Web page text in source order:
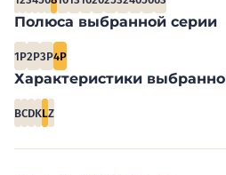
Полюса выбранной серии
1P2P3P4P
Характеристики
BCDKLZ